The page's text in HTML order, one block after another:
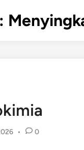
• 0